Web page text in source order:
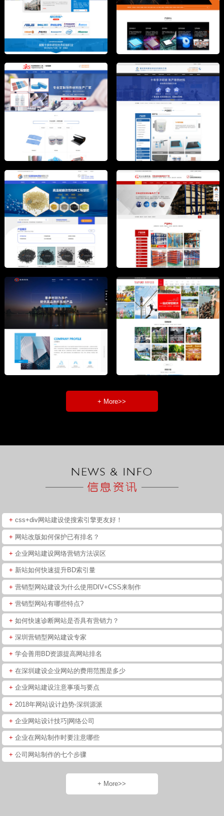
+ More>>
+ css+div网站建设使搜索引擎更友好！
+ 网站改版如何保护已有排名？
+ 企业网站建设网络营销方法误区
+ 新站如何快速提升BD索引量
+ 营销型网站建设为什么使用DIV+CSS来制作
+ 营销型网站有哪些特点?
+ 如何快速诊断网站是否具有营销力？
+ 深圳营销型网站建设专家
+ 学会善用BD资源提高网站排名
+ 在深圳建设企业网站的费用范围是多少
+ 企业网站建设注意事项与要点
+ 2018年网站设计趋势-深圳源派
+ 企业网站设计技巧|网络公司
+ 企业在网站制作时要注意哪些
+ 公司网站制作的七个步骤
+ More>>